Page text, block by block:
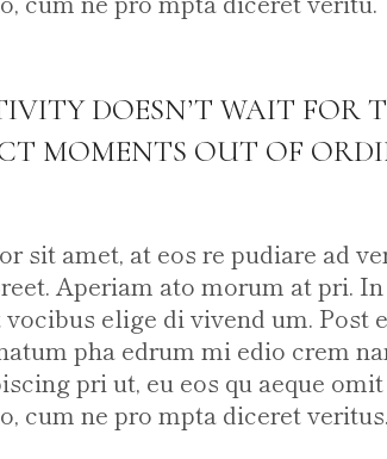
DOESN’T WAIT FOR
MOMENTS OUT OF
sit amet, at eos re pudiare ad
Aperiam ato morum at pri.
vocibus elige di vivend um.
pha edrum mi edio crem
pri ut, eu eos qu aeque
cum ne pro mpta diceret veritus.